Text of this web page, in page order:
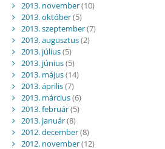
2013. november(10)
2013. október(5)
2013. szeptember(7)
2013. augusztus(2)
2013. július(5)
2013. június(5)
2013. május(14)
2013. április(7)
2013. március(6)
2013. február(5)
2013. január(8)
2012. december(8)
2012. november(12)